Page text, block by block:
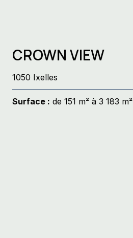
CROWN VIEW
1050 Ixelles
Surface : de 151 m² à 3 183 m²